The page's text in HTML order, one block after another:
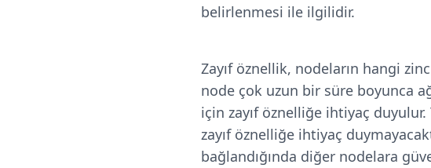
belirlenmesi ile ilgilidir.
Zayıf öznellik, nodeların hangi
node çok uzun bir süre boyunca
için zayıf öznelliğe ihtiyaç
zayıf öznelliğe ihtiyaç
bağlandığında diğer nodelara